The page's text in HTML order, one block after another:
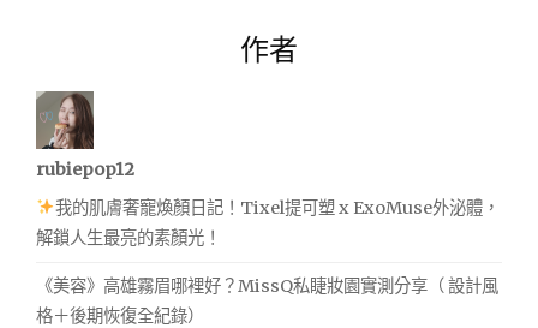
作者
rubiepop12
我的肌膚奢寵煥顏日記！Tixel提可塑 x ExoMuse外泌體，
解鎖人生最亮的素顏光！
《美容》高雄霧眉哪裡好？MissQ私睫妝園實測分享（ 設計風
格＋後期恢復全紀錄）